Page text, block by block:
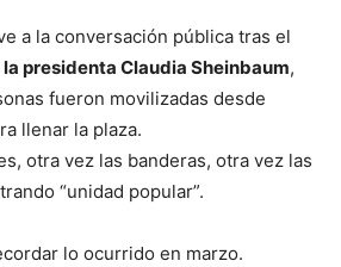
a la conversación pública tras el
presidenta Claudia Sheinbaum,
fueron movilizadas desde
llenar la plaza.
otra vez las banderas, otra vez las
“unidad popular”.
lo ocurrido en marzo.